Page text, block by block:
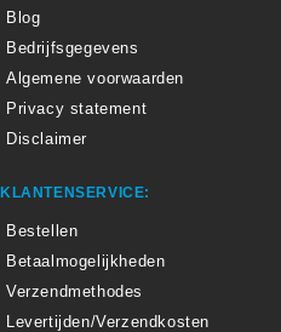
Blog
Bedrijfsgegevens
Algemene voorwaarden
Privacy statement
Disclaimer
KLANTENSERVICE:
Bestellen
Betaalmogelijkheden
Verzendmethodes
Levertijden/Verzendkosten